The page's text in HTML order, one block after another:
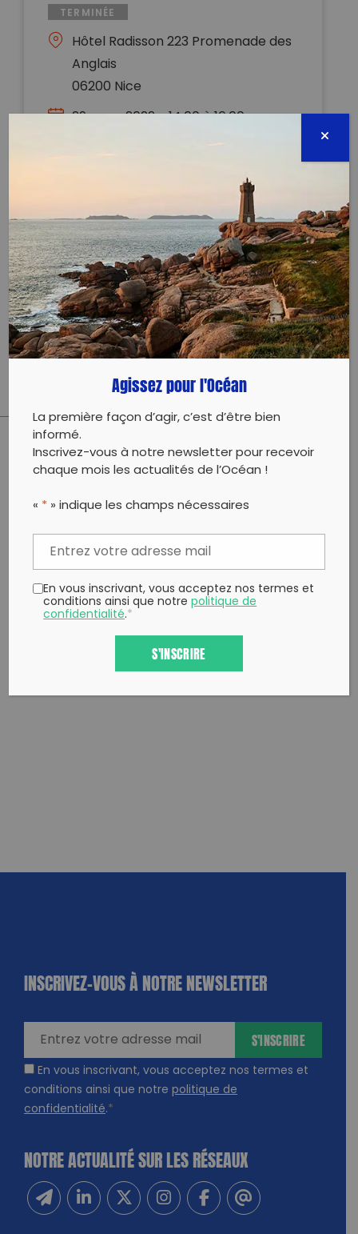
TERMINÉE
Hôtel Radisson 223 Promenade des
Anglais
06200 Nice
29 mars 2022 - 14:00 à 16:00
mb@fondationdelamer.org
Évènement proposé par :
AXA Atout Coeur
Cette journée d’action est organisée par la
Fondation de la Mer en partenariat avec l’association
Nice Plogging (AGIRRR).
PARTAGER CET ARTICLE:
Copy to clipboard
INSCRIVEZ-VOUS À NOTRE NEWSLETTER
En vous inscrivant, vous acceptez nos termes et
conditions ainsi que notre politique de
confidentialité.*
S'INSCRIRE
NOTRE ACTUALITÉ SUR LES RÉSEAUX
Agissez pour l'Océan
La première façon d’agir, c’est d’être bien
informé.
Inscrivez-vous à notre newsletter pour recevoir
chaque mois les actualités de l’Océan !
« * » indique les champs nécessaires
En vous inscrivant, vous acceptez nos termes et
conditions ainsi que notrepolitique de
confidentialité.*
S'INSCRIRE